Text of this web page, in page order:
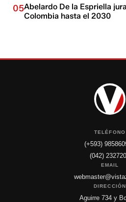
05Abelardo De la Espriella
Colombia hasta el 2030
TELÉFONO
(+593)
(042)
EMAIL
DIRECCIÓN
Aguirre 734 y